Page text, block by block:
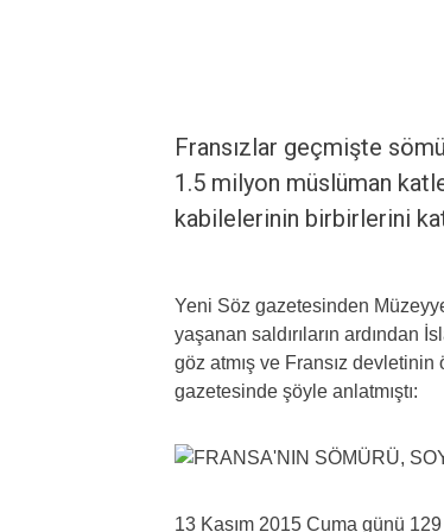
Fransızlar geçmişte
1.5 milyon müslüman
kabilelerinin birbirlerini
Yeni Söz gazetesinden
yaşanan saldırıların ardından
göz atmış ve Fransız
gazetesinde şöyle anlatmıştı:
13 Kasım 2015 Cuma günü